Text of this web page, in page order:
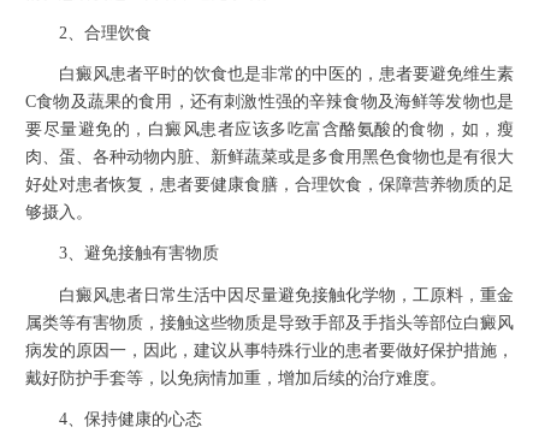
2、合理饮食
白癜风患者平时的饮食也是非常的中医的，患者要避免维生素
C食物及蔬果的食用，还有刺激性强的辛辣食物及海鲜等发物也是
要尽量避免的，白癜风患者应该多吃富含酪氨酸的食物，如，瘦
肉、蛋、各种动物内脏、新鲜蔬菜或是多食用黑色食物也是有很大
好处对患者恢复，患者要健康食膳，合理饮食，保障营养物质的足
够摄入。
3、避免接触有害物质
白癜风患者日常生活中因尽量避免接触化学物，工原料，重金
属类等有害物质，接触这些物质是导致手部及手指头等部位白癜风
病发的原因一，因此，建议从事特殊行业的患者要做好保护措施，
戴好防护手套等，以免病情加重，增加后续的治疗难度。
4、保持健康的心态